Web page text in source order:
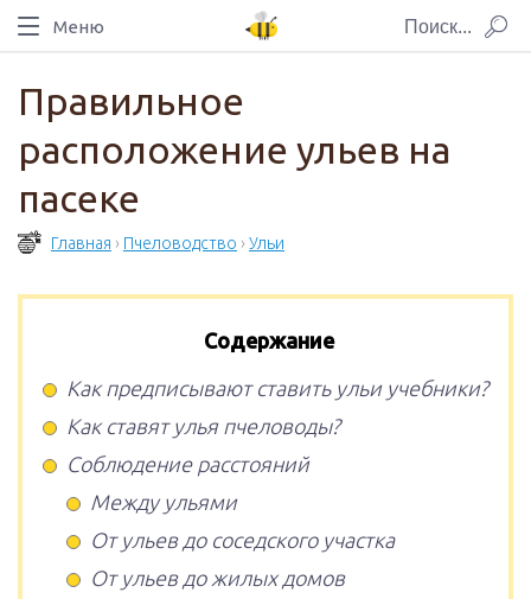
Меню
Правильное
расположение ульев на
пасеке
Главная › Пчеловодство › Ульи
Содержание
Как предписывают ставить ульи учебники?
Как ставят улья пчеловоды?
Соблюдение расстояний
Между ульями
От ульев до соседского участка
От ульев до жилых домов